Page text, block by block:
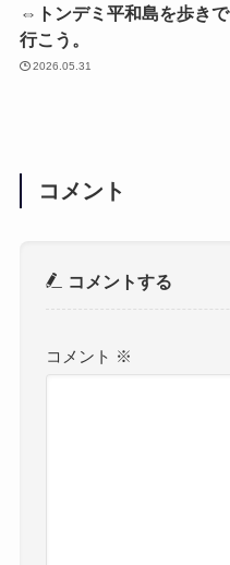
⇔トンデミ平和島を歩きで
行こう。
2026.05.31
コメント
コメントする
コメント ※